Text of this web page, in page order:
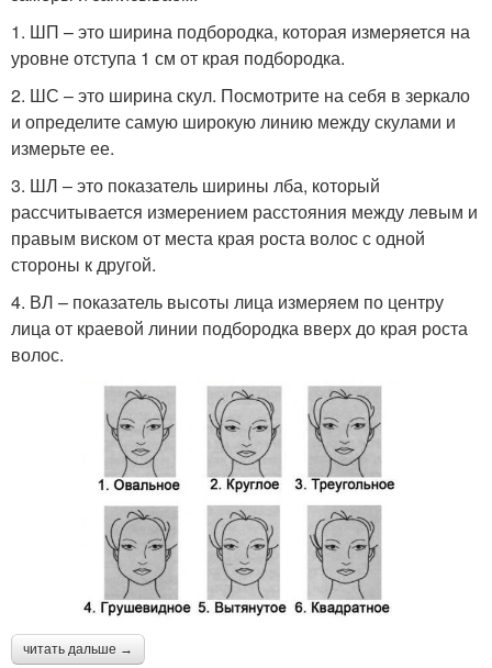
1. ШП – это ширина подбородка, которая измеряется на
уровне отступа 1 см от края подбородка.
2. ШС – это ширина скул. Посмотрите на себя в зеркало
и определите самую широкую линию между скулами и
измерьте ее.
3. ШЛ – это показатель ширины лба, который
рассчитывается измерением расстояния между левым и
правым виском от места края роста волос с одной
стороны к другой.
4. ВЛ – показатель высоты лица измеряем по центру
лица от краевой линии подбородка вверх до края роста
волос.
читать дальше →